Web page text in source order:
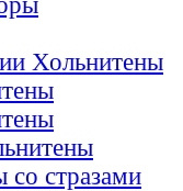
Хольнитены
со стразами